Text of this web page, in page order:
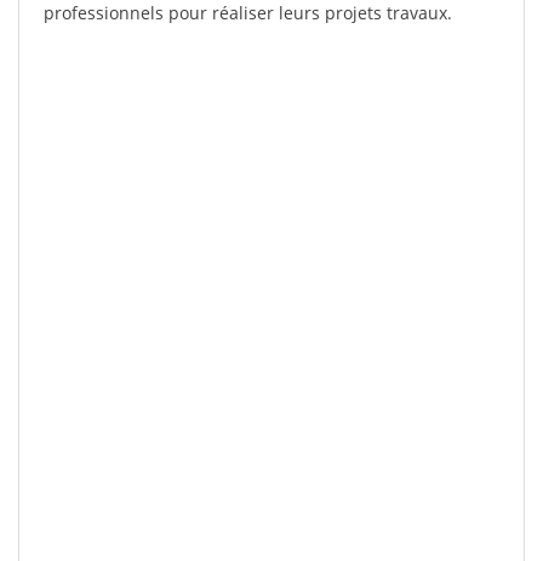
professionnels pour réaliser leurs projets travaux.